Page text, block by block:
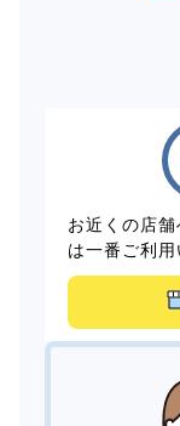
お近くの店舗
は一番ご利用